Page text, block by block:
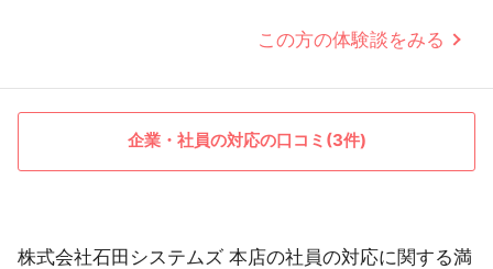
この方の体験談をみる
企業・社員の対応の口コミ(3件)
株式会社石田システムズ 本店の社員の対応に関する満